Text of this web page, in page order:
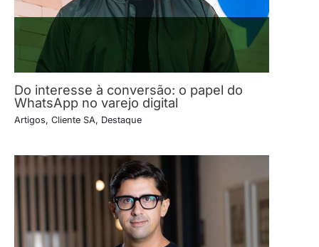
Do interesse à conversão: o papel do
WhatsApp no varejo digital
Artigos, Cliente SA, Destaque